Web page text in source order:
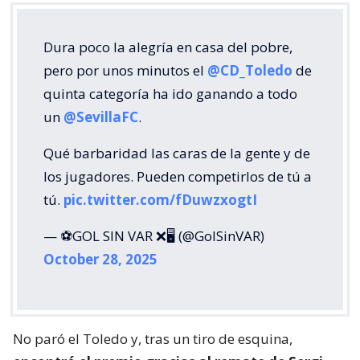
Dura poco la alegría en casa del pobre,
pero por unos minutos el @CD_Toledo de
quinta categoría ha ido ganando a todo
un @SevillaFC.
Qué barbaridad las caras de la gente y de
los jugadores. Pueden competirlos de tú a
tú. pic.twitter.com/fDuwzxogtI
— ⚽GOL SIN VAR ❌🖥️ (@GolSinVAR)
October 28, 2025
No paró el Toledo y, tras un tiro de esquina,